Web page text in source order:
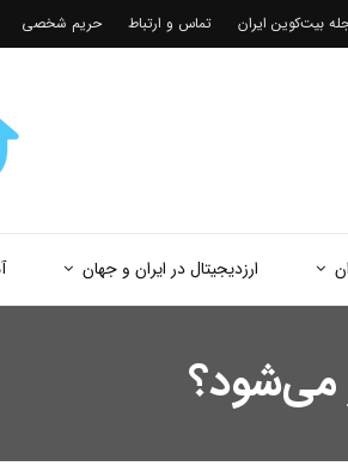
ارزدیجیتال در ایران و جهان
بیت‌کوین ایران تماس و ارتباط حریم شخصی
می‌شود؟